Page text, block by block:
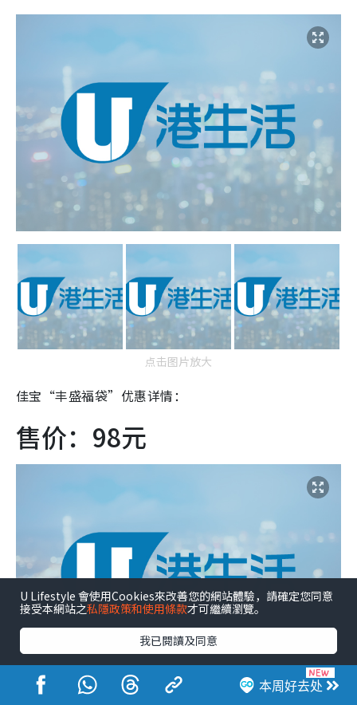
点击图片放大
佳宝“丰盛福袋”优惠详情：
售价：98元
本周好去处
U Lifestyle 會使用Cookies來改善您的網站體驗，請確定您同意
接受本網站之私隱政策和使用條款才可繼續瀏覽。
我已閱讀及同意